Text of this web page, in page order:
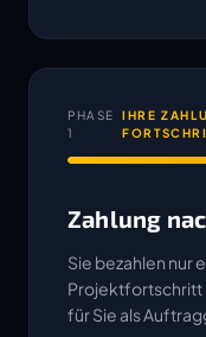
PHASE
1
IHRE
Zahlung
Sie bezahlen nur
Projektfortschritt
für Sie als